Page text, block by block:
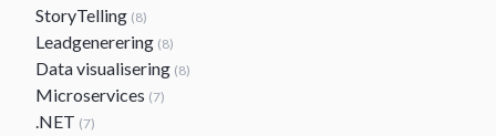
StoryTelling (8)
Leadgenerering (8)
Data visualisering (8)
Microservices (7)
.NET (7)